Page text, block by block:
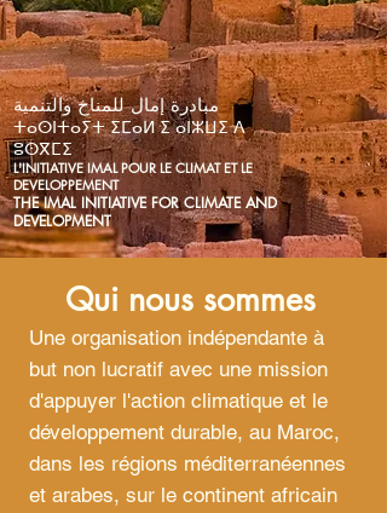
مبادرة إمال للمناخ والتنمية
ⵜⴰⵙⵏⵜⴰⵢⵜ ⵉⵎⴰⵍ ⵉ ⴰⵏⵣⵡⵉ ⴷ
ⵓⵙⴳⵎⵉ
L'INITIATIVE IMAL POUR LE CLIMAT ET LE
DEVELOPPEMENT
THE IMAL INITIATIVE FOR CLIMATE AND
DEVELOPMENT
Qui nous sommes
Une organisation indépendante à
but non lucratif avec une mission
d'appuyer l'action climatique et le
développement durable, au Maroc,
dans les régions méditerranéennes
et arabes, sur le continent africain